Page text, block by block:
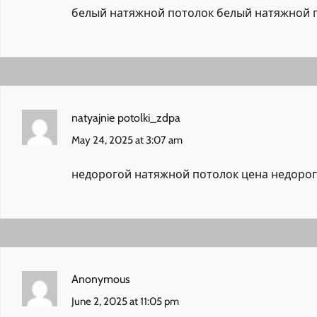
белый натяжной потолок белый натяжной
natyajnie potolki_zdpa
May 24, 2025 at 3:07 am
недорогой натяжной потолок цена
Anonymous
June 2, 2025 at 11:05 pm